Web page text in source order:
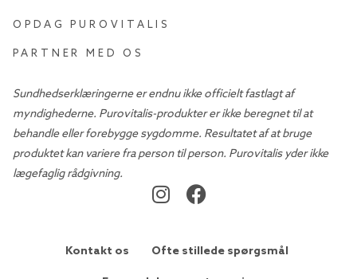
OPDAG PUROVITALIS
PARTNER MED OS
Sundhedserklæringerne er endnu ikke officielt fastlagt af
myndighederne. Purovitalis-produkter er ikke beregnet til at
behandle eller forebygge sygdomme. Resultatet af at bruge
produktet kan variere fra person til person. Purovitalis yder ikke
lægefaglig rådgivning.
Kontakt os Ofte stillede spørgsmål